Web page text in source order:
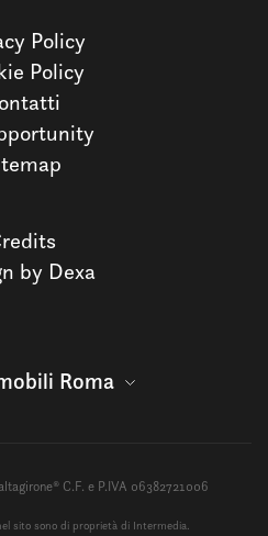
Policy
Policy
by Dexa
Roma
C.F. e P.IVA 06382721006
sito sono di proprietà di Intermedia.